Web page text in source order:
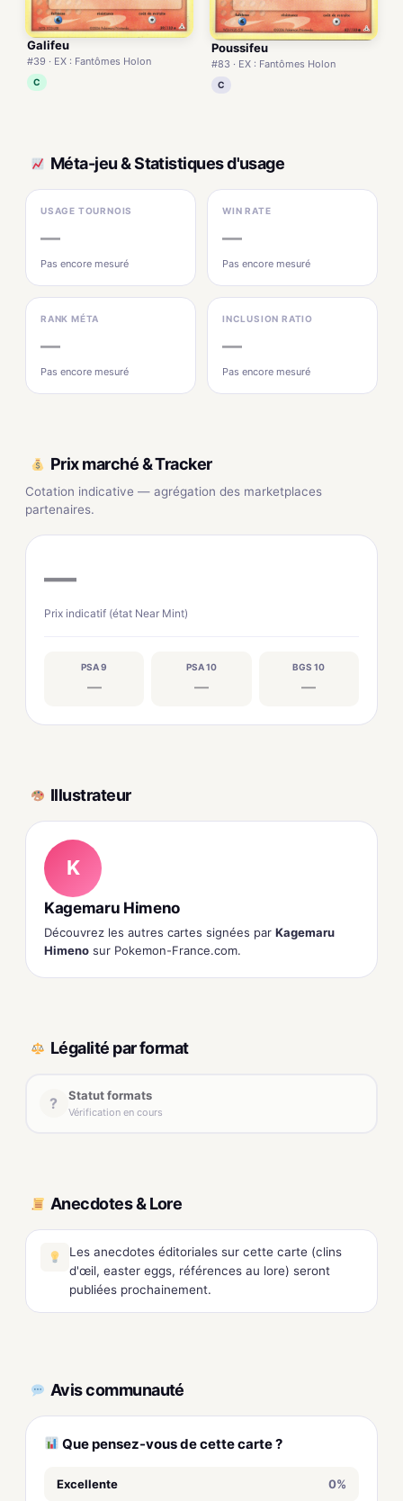
Galifeu
#39 · EX : Fantômes Holon
C
Poussifeu
#83 · EX : Fantômes Holon
C
Méta-jeu & Statistiques d'usage
USAGE TOURNOIS
—
Pas encore mesuré
WIN RATE
—
Pas encore mesuré
RANK MÉTA
—
Pas encore mesuré
INCLUSION RATIO
—
Pas encore mesuré
Prix marché & Tracker
Cotation indicative — agrégation des marketplaces
partenaires.
—
Prix indicatif (état Near Mint)
PSA 9
—
PSA 10
—
BGS 10
—
Illustrateur
K
Kagemaru Himeno
Découvrez les autres cartes signées par Kagemaru
Himeno sur Pokemon-France.com.
Légalité par format
? Statut formats
Vérification en cours
Anecdotes & Lore
Les anecdotes éditoriales sur cette carte (clins
d'œil, easter eggs, références au lore) seront
publiées prochainement.
Avis communauté
Que pensez-vous de cette carte ?
Excellente 0%